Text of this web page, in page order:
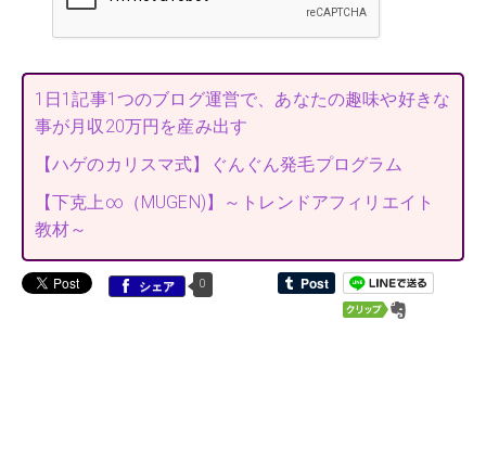
1日1記事1つのブログ運営で、あなたの趣味や好きな
事が月収20万円を産み出す
【ハゲのカリスマ式】ぐんぐん発毛プログラム
【下克上∞（MUGEN)】～トレンドアフィリエイト
教材～
シェア 0